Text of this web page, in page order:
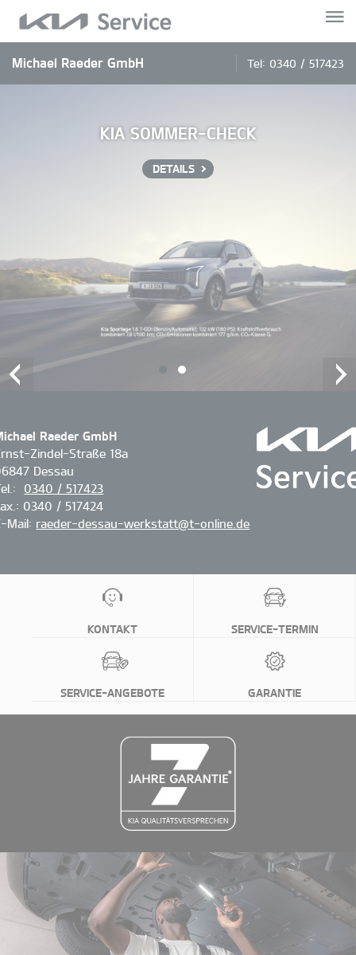
Michael Raeder GmbH Tel: 0340 / 517423
KIA SOMMER-CHECK
DETAILS
Raeder GmbH
Zindel-Straße 18a
Dessau
0340 / 517423
0340 / 517424
Mail: raeder-dessau-werkstatt@t-online.de
KONTAKT SERVICE-TERMIN
SERVICE-ANGEBOTE GARANTIE